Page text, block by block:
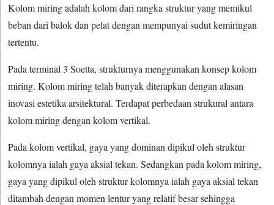
Kolom miring adalah kolom dari rangka struktur yang memikul
beban dari balok dan pelat dengan mempunyai sudut kemiringan
tertentu.
Pada terminal 3 Soetta, strukturnya menggunakan konsep kolom
miring. Kolom miring telah banyak diterapkan dengan alasan
inovasi estetika arsitektural. Terdapat perbedaan strukural antara
kolom miring dengan kolom vertikal.
Pada kolom vertikal, gaya yang dominan dipikul oleh struktur
kolomnya ialah gaya aksial tekan. Sedangkan pada kolom miring,
gaya yang dipikul oleh struktur kolomnya ialah gaya aksial tekan
ditambah dengan momen lentur yang relatif besar sehingga